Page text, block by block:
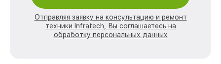
Отправляя заявку на консультацию и ремонт
техники Infratech, Вы соглашаетесь на
обработку персональных данных